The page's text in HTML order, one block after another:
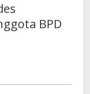
BPD